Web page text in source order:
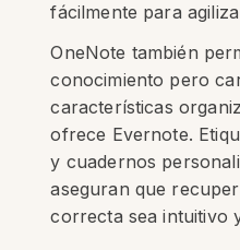
fácilmente para
OneNote también
conocimiento pero
características
ofrece Evernote.
y cuadernos
aseguran que
correcta sea intuitivo